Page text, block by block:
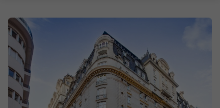
Disneyland ® Paris
Escapadinhas
Cruzeiros
Promoções